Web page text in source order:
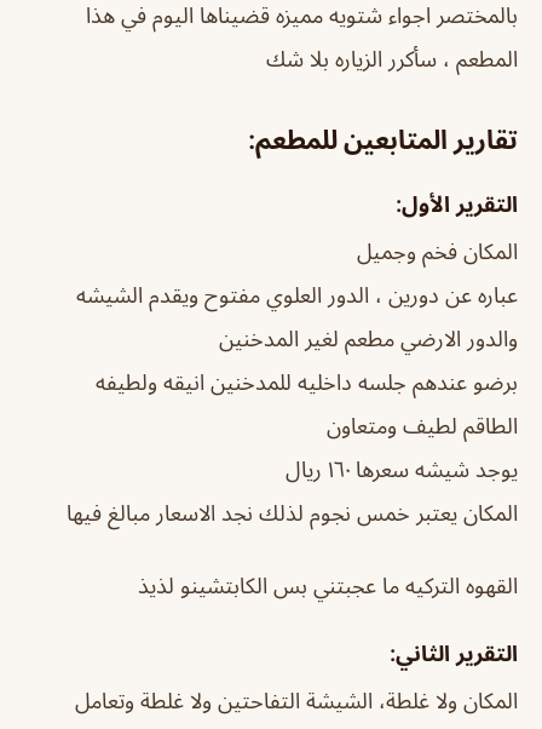
بالمختصر اجواء شتويه مميزه قضيناها اليوم في هذا
المطعم ، سأكرر الزياره بلا شك
تقارير المتابعين للمطعم:
التقرير الأول:
المكان فخم وجميل
عباره عن دورين ، الدور العلوي مفتوح ويقدم الشيشه
والدور الارضي مطعم لغير المدخنين
برضو عندهم جلسه داخليه للمدخنين انيقه ولطيفه
الطاقم لطيف ومتعاون
يوجد شيشه سعرها ١٦٠ ريال
المكان يعتبر خمس نجوم لذلك نجد الاسعار مبالغ فيها
القهوه التركيه ما عجبتني بس الكابتشينو لذيذ
التقرير الثاني:
المكان ولا غلطة، الشيشة التفاحتين ولا غلطة وتعامل